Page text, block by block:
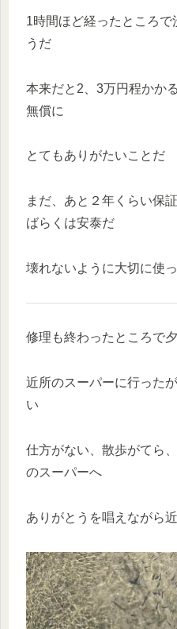
1時間ほど経ったところで
うだ
本来だと2、3万円程かか
無償に
とてもありがたいことだ
まだ、あと２年くらい保
ばらくは安泰だ
壊れないように大切に使
修理も終わったところで
近所のスーパーに行った
い
仕方がない、散歩がてら
のスーパーへ
ありがとうを唱えながら